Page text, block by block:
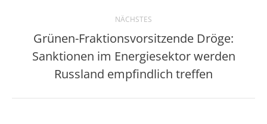
NÄCHSTES
Nächster
Beitrag:
Grünen-Fraktionsvorsitzende Dröge:
Sanktionen im Energiesektor werden
Russland empfindlich treffen